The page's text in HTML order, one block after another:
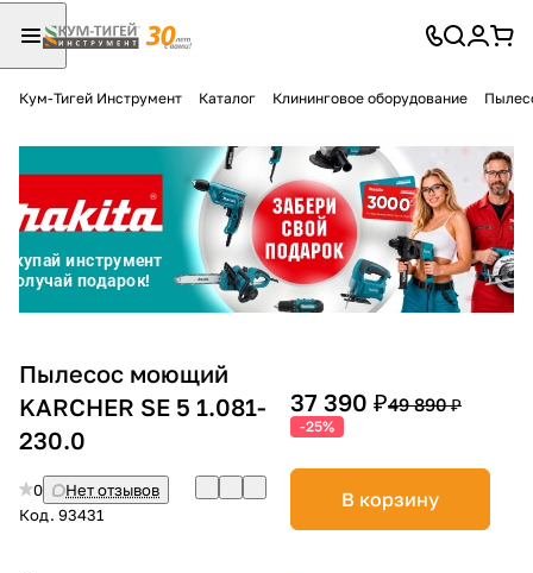
Кум-Тигей Инструмент Каталог Клининговое оборудование
Пылесос моющий
KARCHER SE 5 1.081-
230.0
0
Нет отзывов
Код. 93431
37 390 ₽49 890 ₽
-25%
В корзину
Разбейте
оплатуна части
без переплат
График платежей
Сегодня